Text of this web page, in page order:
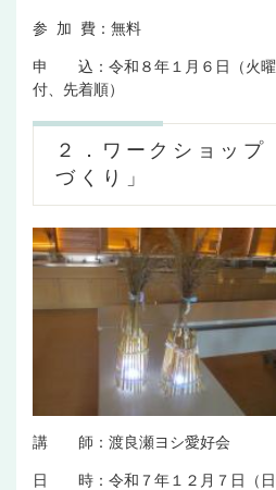
参 加 費：無料
申 込：令和８年１月６日（火曜
付、先着順）
２．ワークショップ
づくり」
講 師：渡良瀬ヨシ愛好会
日 時：令和７年１２月７日（日